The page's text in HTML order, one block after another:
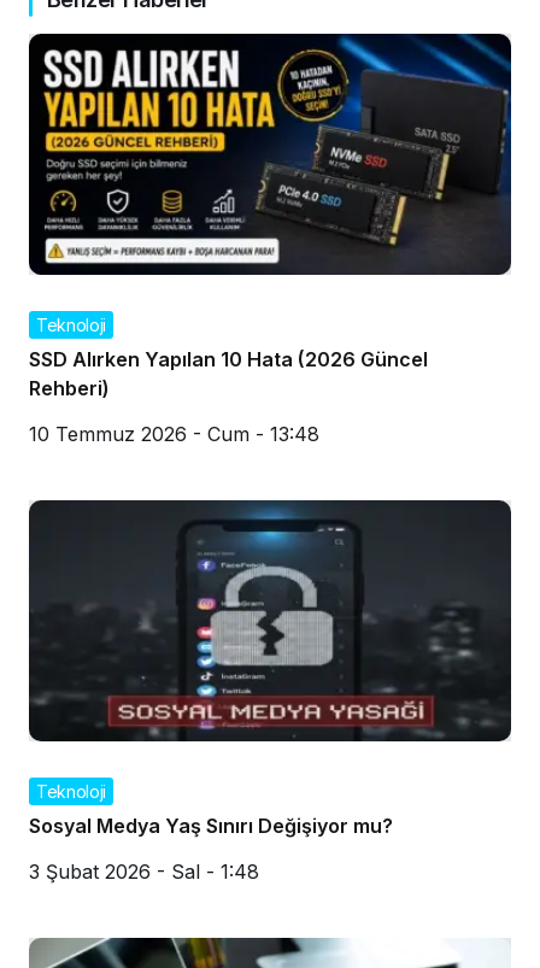
Teknoloji
SSD Alırken Yapılan 10 Hata (2026 Güncel
Rehberi)
10 Temmuz 2026 - Cum - 13:48
Teknoloji
Sosyal Medya Yaş Sınırı Değişiyor mu?
3 Şubat 2026 - Sal - 1:48